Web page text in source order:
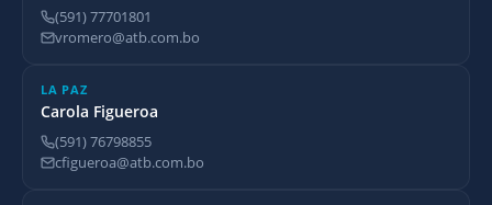
(591) 77701801
vromero@atb.com.bo
LA PAZ
Carola Figueroa
(591) 76798855
cfigueroa@atb.com.bo